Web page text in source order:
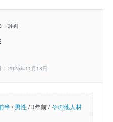
・評判
： 2025年11月18日
半/男性/3年前 / その他人材